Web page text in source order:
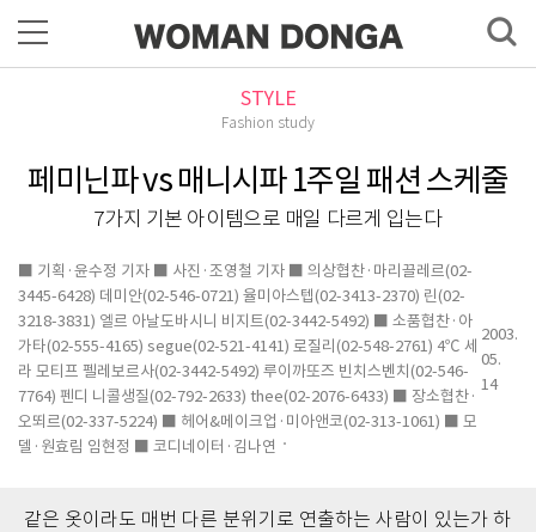
STYLE
Fashion study
페미닌파 vs 매니시파 1주일 패션 스케줄
7가지 기본 아이템으로 매일 다르게 입는다
■ 기획·윤수정 기자 ■ 사진·조영철 기자 ■ 의상협찬·마리끌레르(02-
3445-6428) 데미안(02-546-0721) 율미아스텝(02-3413-2370) 린(02-
3218-3831) 엘르 아날도바시니 비지트(02-3442-5492) ■ 소품협찬·아
가타(02-555-4165) segue(02-521-4141) 로질리(02-548-2761) 4℃ 세
라 모티프 펠레보르사(02-3442-5492) 루이까또즈 빈치스벤치(02-546-
7764) 펜디 니콜생질(02-792-2633) thee(02-2076-6433) ■ 장소협찬·
오뙤르(02-337-5224) ■ 헤어&메이크업·미아앤코(02-313-1061) ■ 모
델·원효림 임현정 ■ 코디네이터·김나연
2003.
05.
14
같은 옷이라도 매번 다른 분위기로 연출하는 사람이 있는가 하